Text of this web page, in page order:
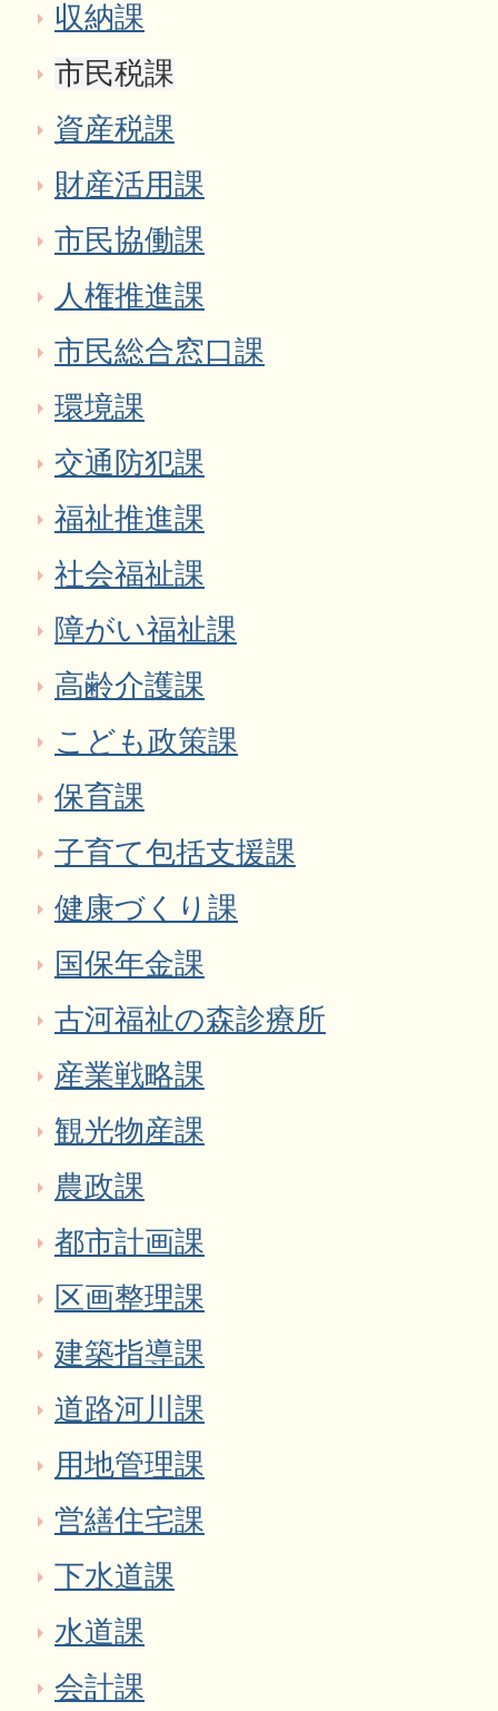
収納課
市民税課
資産税課
財産活用課
市民協働課
人権推進課
市民総合窓口課
環境課
交通防犯課
福祉推進課
社会福祉課
障がい福祉課
高齢介護課
こども政策課
保育課
子育て包括支援課
健康づくり課
国保年金課
古河福祉の森診療所
産業戦略課
観光物産課
農政課
都市計画課
区画整理課
建築指導課
道路河川課
用地管理課
営繕住宅課
下水道課
水道課
会計課